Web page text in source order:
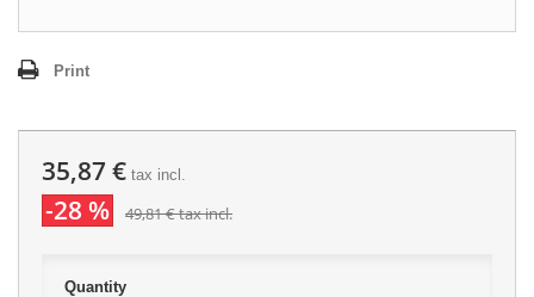
Print
35,87 € tax incl.
-28 % 49,81 €tax incl.
Quantity